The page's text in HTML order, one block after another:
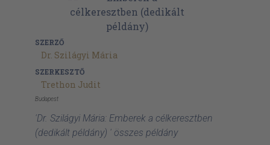
SZERZŐ
Dr. Szilágyi Mária
SZERKESZTŐ
Trethon Judit
Budapest
'Dr. Szilágyi Mária: Emberek a célkeresztben
(dedikált példány) ' összes példány